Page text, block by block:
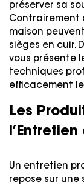
préserver sa
Contrairement
maison
sièges en cuir.
vous présente
techniques
efficacement
Les
Un entretien
repose sur